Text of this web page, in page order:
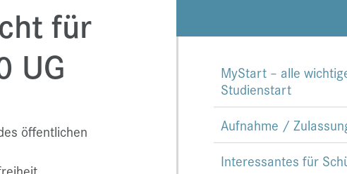
für
UG
öffentlichen
MyStart – alle
Studienstart
Aufnahme /
Interessantes für